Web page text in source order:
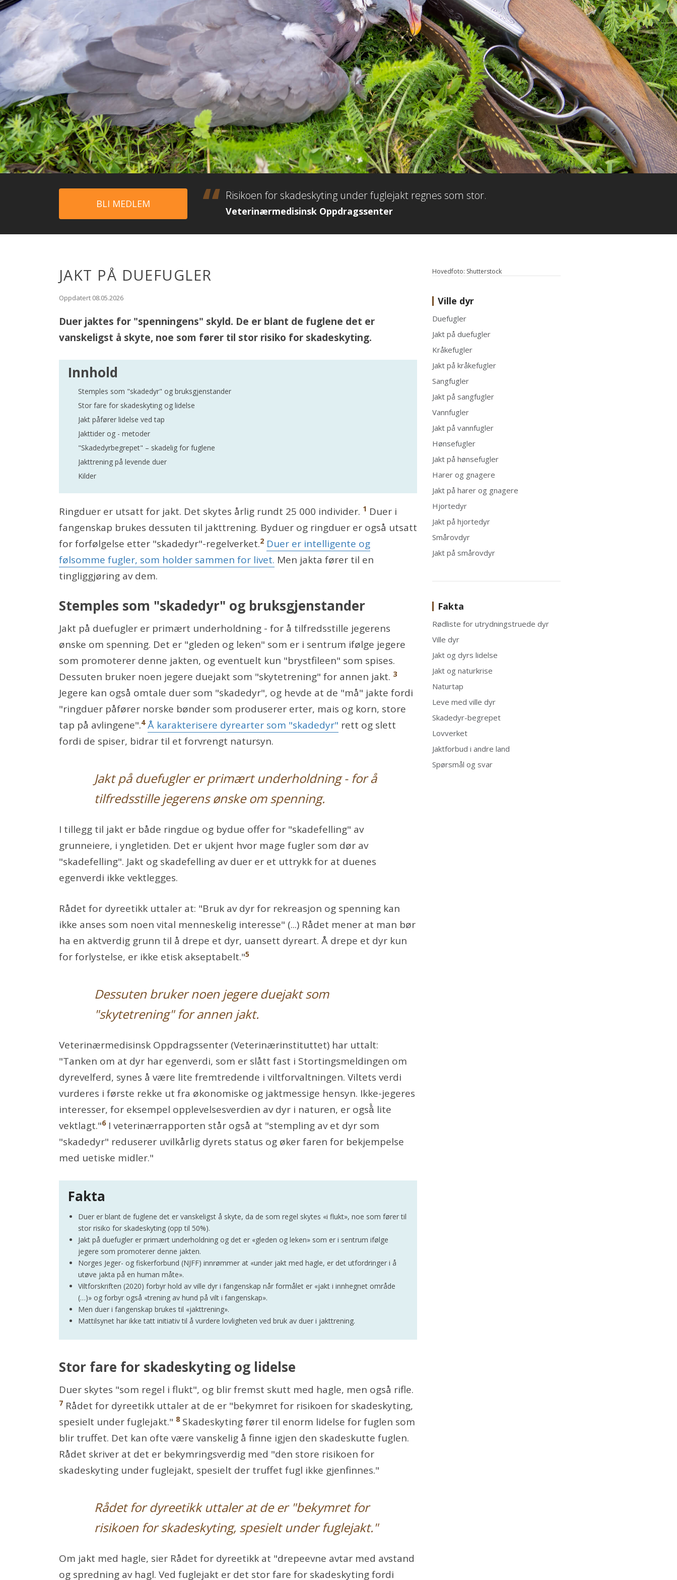
Risikoen for skadeskyting under fuglejakt regnes som stor.
Veterinærmedisinsk Oppdragssenter
BLI MEDLEM
JAKT PÅ DUEFUGLER
Oppdatert 08.05.2026
Duer jaktes for "spenningens" skyld. De er blant de fuglene det er
vanskeligst å skyte, noe som fører til stor risiko for skadeskyting.
Innhold
Stemples som "skadedyr" og bruksgjenstander
Stor fare for skadeskyting og lidelse
Jakt påfører lidelse ved tap
Jakttider og - metoder
"Skadedyrbegrepet" – skadelig for fuglene
Jakttrening på levende duer
Kilder
Ringduer er utsatt for jakt. Det skytes årlig rundt 25 000 individer. 1 Duer i
fangenskap brukes dessuten til jakttrening. Byduer og ringduer er også utsatt
for forfølgelse etter "skadedyr"-regelverket.2 Duer er intelligente og
følsomme fugler, som holder sammen for livet. Men jakta fører til en
tingliggjøring av dem.
Stemples som "skadedyr" og bruksgjenstander
Jakt på duefugler er primært underholdning - for å tilfredsstille jegerens
ønske om spenning. Det er "gleden og leken" som er i sentrum ifølge jegere
som promoterer denne jakten, og eventuelt kun "brystfileen" som spises.
Dessuten bruker noen jegere duejakt som "skytetrening" for annen jakt. 3
Jegere kan også omtale duer som "skadedyr", og hevde at de "må" jakte fordi
"ringduer påfører norske bønder som produserer erter, mais og korn, store
tap på avlingene".4 Å karakterisere dyrearter som "skadedyr" rett og slett
fordi de spiser, bidrar til et forvrengt natursyn.
Jakt på duefugler er primært underholdning - for å
tilfredsstille jegerens ønske om spenning.
I tillegg til jakt er både ringdue og bydue offer for "skadefelling" av
grunneiere, i yngletiden. Det er ukjent hvor mage fugler som dør av
"skadefelling". Jakt og skadefelling av duer er et uttrykk for at duenes
egenverdi ikke vektlegges.
Rådet for dyreetikk uttaler at: "Bruk av dyr for rekreasjon og spenning kan
ikke anses som noen vital menneskelig interesse" (...) Rådet mener at man bør
ha en aktverdig grunn til å drepe et dyr, uansett dyreart. Å drepe et dyr kun
for forlystelse, er ikke etisk akseptabelt."5
Dessuten bruker noen jegere duejakt som
"skytetrening" for annen jakt.
Veterinærmedisinsk Oppdragssenter (Veterinærinstituttet) har uttalt:
"Tanken om at dyr har egenverdi, som er slått fast i Stortingsmeldingen om
dyrevelferd, synes å være lite fremtredende i viltforvaltningen. Viltets verdi
vurderes i første rekke ut fra økonomiske og jaktmessige hensyn. Ikke-jegeres
interesser, for eksempel opplevelsesverdien av dyr i naturen, er også̊ lite
vektlagt."6I veterinærrapporten står også at "stempling av et dyr som
"skadedyr" reduserer uvilkårlig dyrets status og øker faren for bekjempelse
med uetiske midler."
Fakta
Duer er blant de fuglene det er vanskeligst å skyte, da de som regel skytes «i flukt», noe som fører til
stor risiko for skadeskyting (opp til 50%).
Jakt på duefugler er primært underholdning og det er «gleden og leken» som er i sentrum ifølge
jegere som promoterer denne jakten.
Norges Jeger- og fiskerforbund (NJFF) innrømmer at «under jakt med hagle, er det utfordringer i å
utøve jakta på en human måte».
Viltforskriften (2020) forbyr hold av ville dyr i fangenskap når formålet er «jakt i innhegnet område
(…)» og forbyr også «trening av hund på vilt i fangenskap».
Men duer i fangenskap brukes til «jakttrening».
Mattilsynet har ikke tatt initiativ til å vurdere lovligheten ved bruk av duer i jakttrening.
Stor fare for skadeskyting og lidelse
Duer skytes "som regel i flukt", og blir fremst skutt med hagle, men også rifle.
7 Rådet for dyreetikk uttaler at de er "bekymret for risikoen for skadeskyting,
spesielt under fuglejakt." 8Skadeskyting fører til enorm lidelse for fuglen som
blir truffet. Det kan ofte være vanskelig å finne igjen den skadeskutte fuglen.
Rådet skriver at det er bekymringsverdig med "den store risikoen for
skadeskyting under fuglejakt, spesielt der truffet fugl ikke gjenfinnes."
Rådet for dyreetikk uttaler at de er "bekymret for
risikoen for skadeskyting, spesielt under fuglejakt."
Om jakt med hagle, sier Rådet for dyreetikk at "drepeevne avtar med avstand
og spredning av hagl. Ved fuglejakt er det stor fare for skadeskyting fordi
Hovedfoto: Shutterstock
Ville dyr
Duefugler
Jakt på duefugler
Kråkefugler
Jakt på kråkefugler
Sangfugler
Jakt på sangfugler
Vannfugler
Jakt på vannfugler
Hønsefugler
Jakt på hønsefugler
Harer og gnagere
Jakt på harer og gnagere
Hjortedyr
Jakt på hjortedyr
Smårovdyr
Jakt på smårovdyr
Fakta
Rødliste for utrydningstruede dyr
Ville dyr
Jakt og dyrs lidelse
Jakt og naturkrise
Naturtap
Leve med ville dyr
Skadedyr-begrepet
Lovverket
Jaktforbud i andre land
Spørsmål og svar